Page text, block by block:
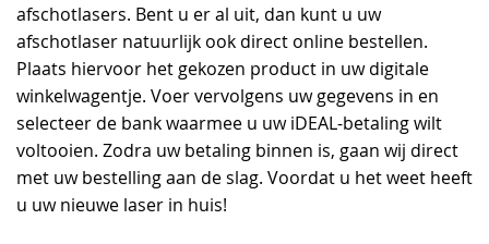
afschotlasers. Bent u er al uit, dan kunt u uw
afschotlaser natuurlijk ook direct online bestellen.
Plaats hiervoor het gekozen product in uw digitale
winkelwagentje. Voer vervolgens uw gegevens in en
selecteer de bank waarmee u uw iDEAL-betaling wilt
voltooien. Zodra uw betaling binnen is, gaan wij direct
met uw bestelling aan de slag. Voordat u het weet heeft
u uw nieuwe laser in huis!